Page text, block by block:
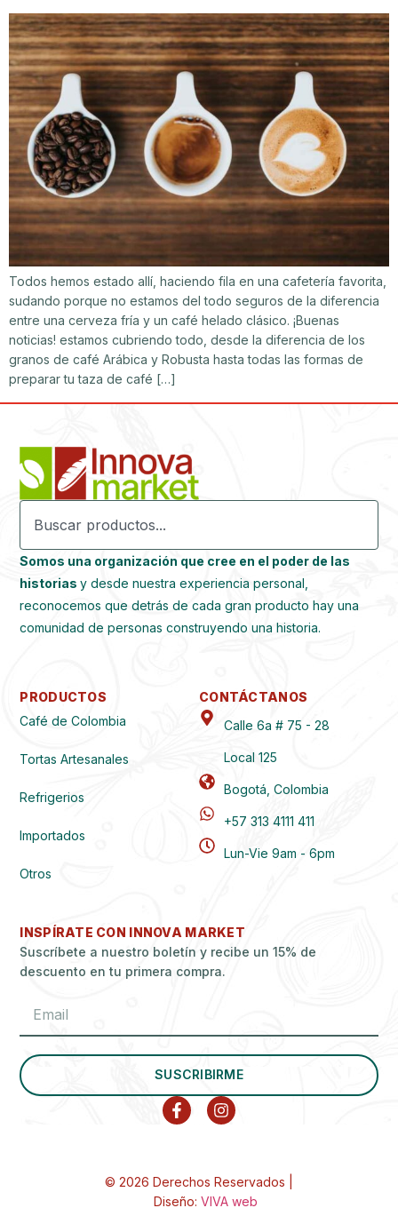
Todos hemos estado allí, haciendo fila en una cafetería favorita,
sudando porque no estamos del todo seguros de la diferencia
entre una cerveza fría y un café helado clásico. ¡Buenas
noticias! estamos cubriendo todo, desde la diferencia de los
granos de café Arábica y Robusta hasta todas las formas de
preparar tu taza de café […]
Somos una organización que cree en el poder de las
historiasy desde nuestra experiencia personal,
reconocemos que detrás de cada gran producto hay una
comunidad de personas construyendo una historia.
PRODUCTOS
Café de Colombia
Tortas Artesanales
Refrigerios
Importados
Otros
CONTÁCTANOS
Calle 6a # 75 - 28
Local 125
Bogotá, Colombia
+57 313 4111 411
Lun-Vie 9am - 6pm
INSPÍRATE CON INNOVA MARKET
Suscríbete a nuestro boletín y recibe un 15% de
descuento en tu primera compra.
SUSCRIBIRME
© 2026 Derechos Reservados |
Diseño: VIVA web